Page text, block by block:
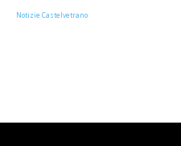
Notizie Castelvetrano